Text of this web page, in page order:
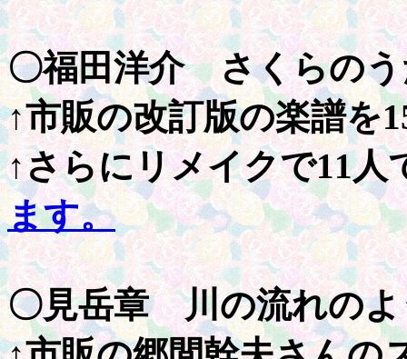
〇福田洋介 さくらのう
↑市販の改訂版の楽譜を
↑さらにリメイクで11人
ます。
〇見岳章 川の流れのよ